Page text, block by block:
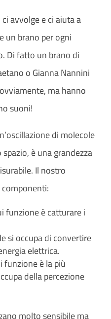
avvolge e ci aiuta a
un brano per ogni
Di fatto un brano di
o Gianna Nannini
ma hanno
suoni!
di molecole
spazio, è una grandezza
Il nostro
funzione è catturare i
si occupa di convertire
elettrica.
funzione è la più
della percezione
molto sensibile ma